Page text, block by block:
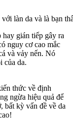
làn da và là bạn
gián tiếp gây ra
nguy cơ cao mắc
và vảy nến. Nó
của da.
thức về định
ngừa hiệu quả để
bất kỳ vấn đề về da